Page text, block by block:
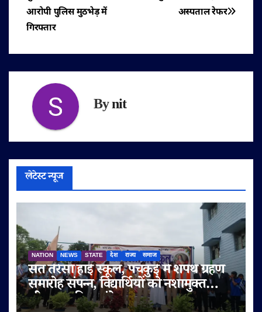
नेविगेशन
अस्पताल रेफर
आरोपी पुलिस मुठभेड़ में
गिरफ्तार
Bynit
लेटेस्ट न्यूज
NATION NEWS STATE देश राज्य समाज
संत तेरेसा हाई स्कूल, पंचकुई में शपथ ग्रहण
समारोह संपन्न, विद्यार्थियों को नशामुक्त
जीवन का दिया संदेश